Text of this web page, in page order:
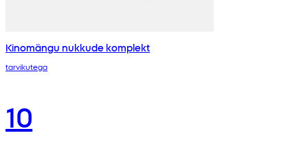
Kinomängu nukkude komplekt
tarvikutega
10